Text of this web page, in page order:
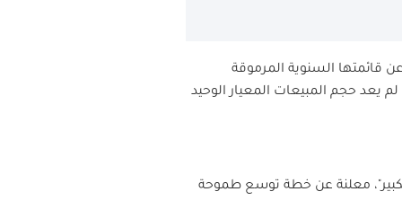
عن قائمتها السنوية المرموقة
يعد حجم المبيعات المعيار الوحيد
معلنة عن خطة توسع طموحة